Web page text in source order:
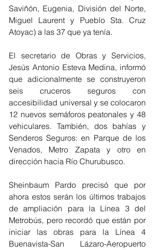
Saviñón, Eugenia, División del Norte,
Miguel Laurent y Pueblo Sta. Cruz
Atoyac) a las 37 que ya tenía.
El secretario de Obras y Servicios,
Jesús Antonio Esteva Medina, informó
que adicionalmente se construyeron
seis cruceros seguros con
accesibilidad universal y se colocaron
12 nuevos semáforos peatonales y 48
vehiculares. También, dos bahías y
Senderos Seguros: en Parque de los
Venados, Metro Zapata y otro en
dirección hacia Río Churubusco.
Sheinbaum Pardo precisó que por
ahora estos serán los últimos trabajos
de ampliación para la Línea 3 del
Metrobús, pero recordó que están por
iniciar las obras para la Línea 4
Buenavista-San Lázaro-Aeropuerto